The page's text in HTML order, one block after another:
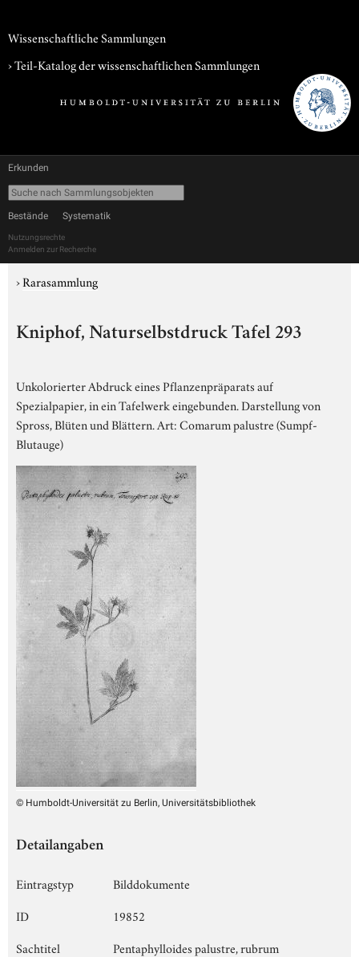
Wissenschaftliche Sammlungen
› Teil-Katalog der wissenschaftlichen Sammlungen
Erkunden
Bestände Systematik
Nutzungsrechte
Anmelden zur Recherche
›Rarasammlung
Kniphof, Naturselbstdruck Tafel 293
Unkolorierter Abdruck eines Pflanzenpräparats auf
Spezialpapier, in ein Tafelwerk eingebunden. Darstellung von
Spross, Blüten und Blättern. Art: Comarum palustre (Sumpf-
Blutauge)
© Humboldt-Universität zu Berlin, Universitätsbibliothek
Detailangaben
Eintragstyp
Bilddokumente
ID
19852
Sachtitel
Pentaphylloides palustre, rubrum